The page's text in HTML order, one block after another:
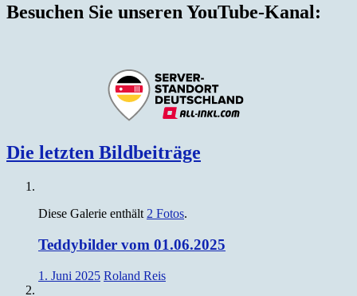
Besuchen Sie unseren YouTube-Kanal:
Die letzten Bildbeiträge
Diese Galerie enthält 2 Fotos.
Teddybilder vom 01.06.2025
1. Juni 2025 Roland Reis